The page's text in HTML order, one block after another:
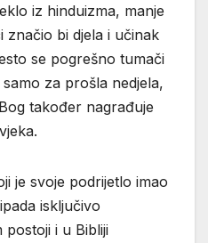
iz hinduizma, manje
značio bi djela i učinak
se pogrešno tumači
za prošla nedjela,
također nagrađuje
je svoje podrijetlo imao
isključivo
postoji i u Bibliji